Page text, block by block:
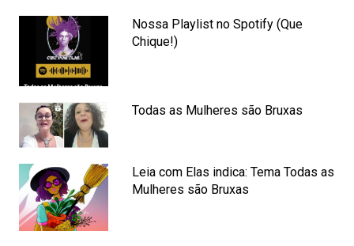
Nossa Playlist no Spotify (Que
Chique!)
Todas as Mulheres são Bruxas
Leia com Elas indica: Tema Todas as
Mulheres são Bruxas